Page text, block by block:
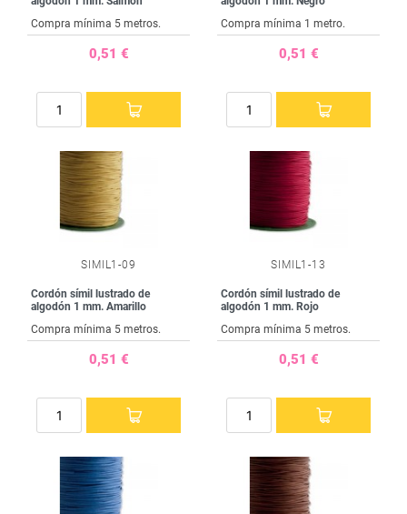
Compra mínima 5 metros.
0,51 €
Compra mínima 1 metro.
0,51 €
SIMIL1-09
Cordón símil lustrado de
algodón 1 mm. Amarillo
Compra mínima 5 metros.
0,51 €
SIMIL1-13
Cordón símil lustrado de
algodón 1 mm. Rojo
Compra mínima 5 metros.
0,51 €